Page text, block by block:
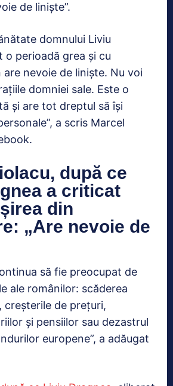
de liniște”.
domnului Liviu
o perioadă grea și cu
are nevoie de liniște. Nu voi
domniei sale. Este o
și are tot dreptul să își
a scris Marcel
după ce
a criticat
din
„Are nevoie de
să fie preocupat de
ale românilor: scăderea
creșterile de prețuri,
și pensiilor sau dezastrul
europene”, a adăugat